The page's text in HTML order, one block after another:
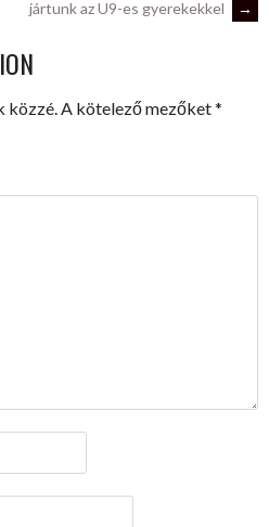
jártunk az U9-es gyerekekkel →
közzé. A kötelező mezőket*